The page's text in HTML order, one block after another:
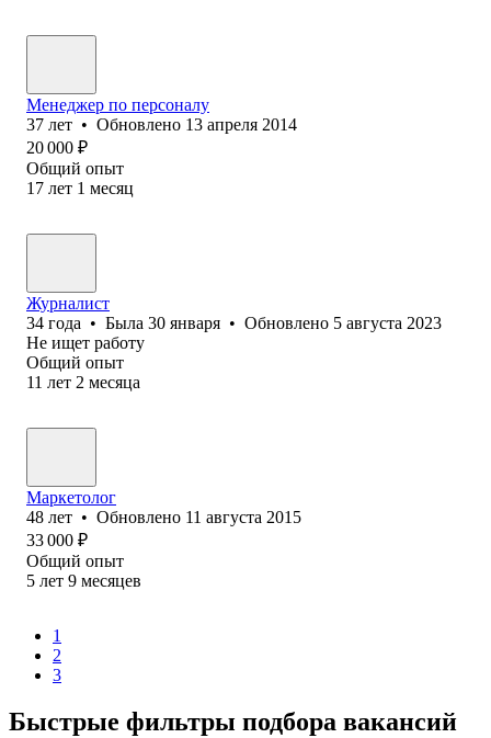
Менеджер по персоналу
37 лет • Обновлено 13 апреля 2014
20 000 ₽
Общий опыт
17 лет 1 месяц
Журналист
34 года • Была 30 января • Обновлено 5 августа 2023
Не ищет работу
Общий опыт
11 лет 2 месяца
Маркетолог
48 лет • Обновлено 11 августа 2015
33 000 ₽
Общий опыт
5 лет 9 месяцев
1
2
3
Быстрые фильтры подбора вакансий